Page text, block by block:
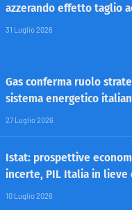
azzerando effetto taglio
31 Luglio 2026
Gas conferma ruolo
sistema energetico
27 Luglio 2026
Istat: prospettive
incerte, PIL Italia in lieve
10 Luglio 2026